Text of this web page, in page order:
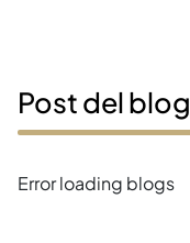
Post del
Error loading blogs